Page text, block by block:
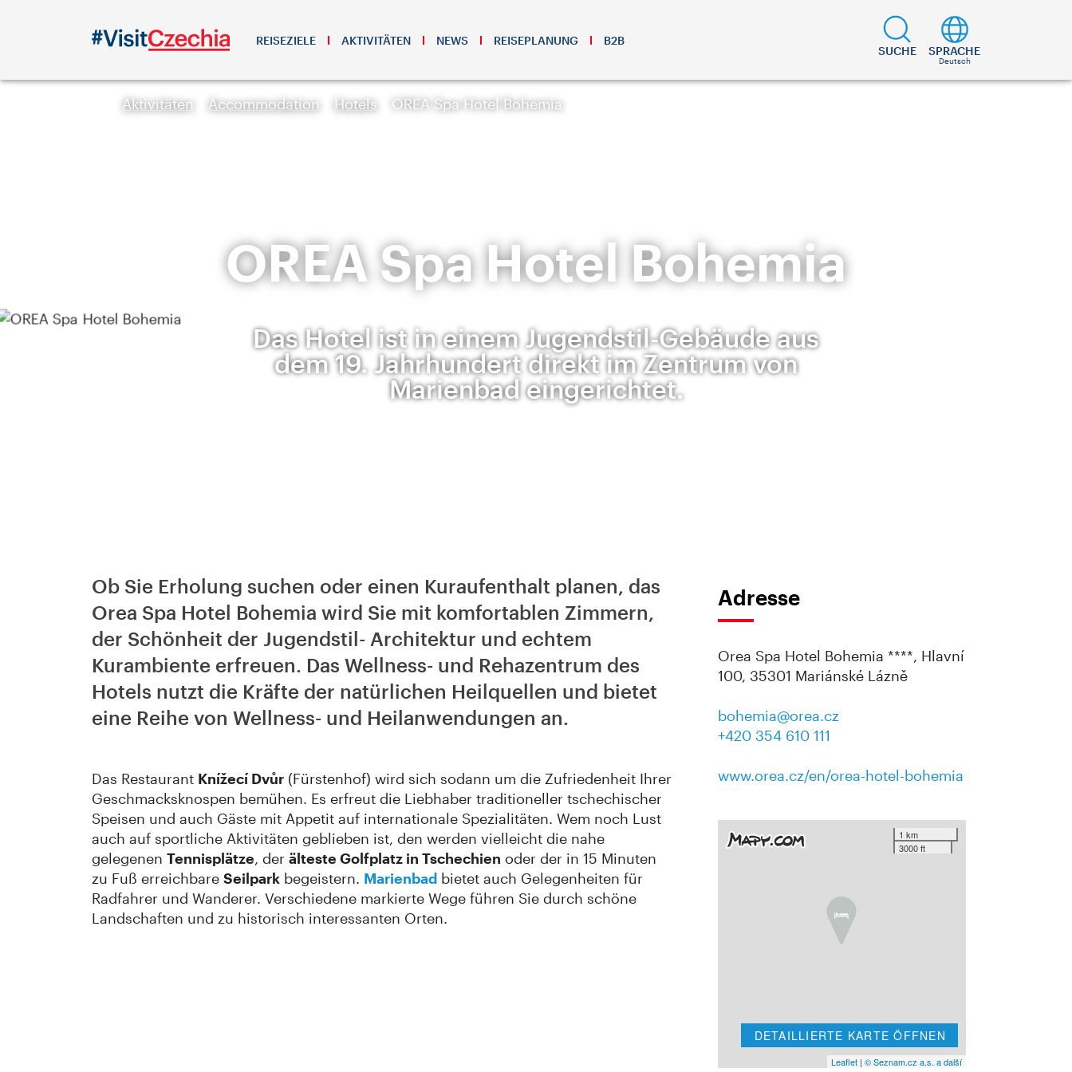
REISEZIELE AKTIVITÄTEN NEWS REISEPLANUNG B2B
SUCHE SPRACHE
Deutsch
Aktivitäten Accommodation Hotels OREA Spa Hotel Bohemia
OREA Spa Hotel Bohemia
Das Hotel ist in einem Jugendstil-Gebäude aus
dem 19. Jahrhundert direkt im Zentrum von
Marienbad eingerichtet.
Ob Sie Erholung suchen oder einen Kuraufenthalt planen, das
Orea Spa Hotel Bohemia wird Sie mit komfortablen Zimmern,
der Schönheit der Jugendstil- Architektur und echtem
Kurambiente erfreuen. Das Wellness- und Rehazentrum des
Hotels nutzt die Kräfte der natürlichen Heilquellen und bietet
eine Reihe von Wellness- und Heilanwendungen an.
Das Restaurant Knížecí Dvůr (Fürstenhof) wird sich sodann um die Zufriedenheit Ihrer
Geschmacksknospen bemühen. Es erfreut die Liebhaber traditioneller tschechischer
Speisen und auch Gäste mit Appetit auf internationale Spezialitäten. Wem noch Lust
auch auf sportliche Aktivitäten geblieben ist, den werden vielleicht die nahe
gelegenen Tennisplätze, der älteste Golfplatz in Tschechien oder der in 15 Minuten
zu Fuß erreichbare Seilpark begeistern. Marienbad bietet auch Gelegenheiten für
Radfahrer und Wanderer. Verschiedene markierte Wege führen Sie durch schöne
Landschaften und zu historisch interessanten Orten.
Adresse
Orea Spa Hotel Bohemia ****, Hlavní
100, 35301 Mariánské Lázně
bohemia@orea.cz
+420 354 610 111
www.orea.cz/en/orea-hotel-bohemia
1 km
3000 ft
DETAILLIERTE KARTE ÖFFNEN
Leaflet| © Seznam.cz a.s. a další